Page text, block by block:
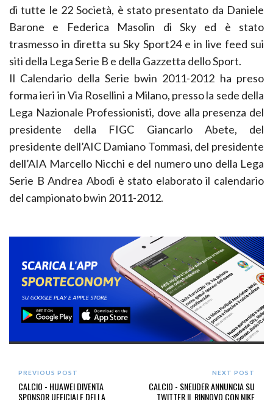
di tutte le 22 Società, è stato presentato da Daniele
Barone e Federica Masolin di Sky ed è stato
trasmesso in diretta su Sky Sport24 e in live feed sui
siti della Lega Serie B e della Gazzetta dello Sport.
Il Calendario della Serie bwin 2011-2012 ha preso
forma ieri in Via Rosellini a Milano, presso la sede della
Lega Nazionale Professionisti, dove alla presenza del
presidente della FIGC Giancarlo Abete, del
presidente dell’AIC Damiano Tommasi, del presidente
dell’AIA Marcello Nicchi e del numero uno della Lega
Serie B Andrea Abodi è stato elaborato il calendario
del campionato bwin 2011-2012.
PREVIOUS POST
CALCIO - HUAWEI DIVENTA
SPONSOR UFFICIALE DELLA
NEXT POST
CALCIO - SNEIJDER ANNUNCIA SU
TWITTER IL RINNOVO CON NIKE